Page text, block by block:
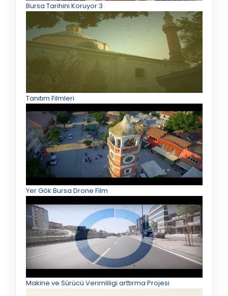
Bursa Tarihini Koruyor 3
Tanıtım Filmleri
Yer Gök Bursa Drone Film
Makine ve Sürücü Verimliligi arttırma Projesi